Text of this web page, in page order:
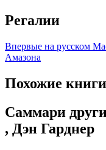
Регалии
Впервые на русском
Амазона
Похожие
Саммари
, Дэн Гарднер